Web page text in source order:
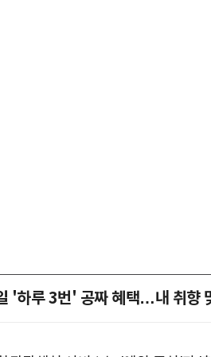
'하루 3번' 공짜 혜택…내 취향